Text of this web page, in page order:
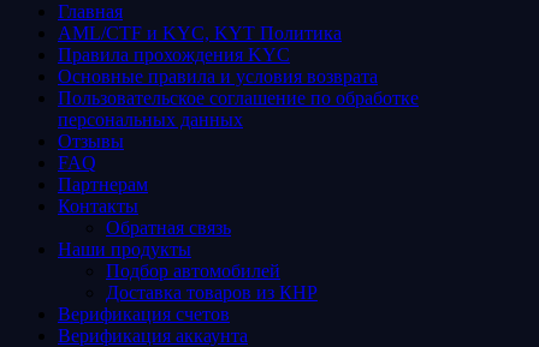
Главная
AML/CTF и KYC, KYT Политика
Правила прохождения KYC
Основные правила и условия возврата
Пользовательское соглашение по обработке
персональных данных
Отзывы
FAQ
Партнерам
Контакты
Обратная связь
Наши продукты
Подбор автомобилей
Доставка товаров из КНР
Верификация счетов
Верификация аккаунта